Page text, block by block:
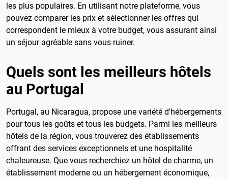
les plus populaires. En utilisant notre plateforme, vous
pouvez comparer les prix et sélectionner les offres qui
correspondent le mieux à votre budget, vous assurant ainsi
un séjour agréable sans vous ruiner.
Quels sont les meilleurs hôtels
au Portugal
Portugal, au Nicaragua, propose une variété d'hébergements
pour tous les goûts et tous les budgets. Parmi les meilleurs
hôtels de la région, vous trouverez des établissements
offrant des services exceptionnels et une hospitalité
chaleureuse. Que vous recherchiez un hôtel de charme, un
établissement moderne ou un hébergement économique,